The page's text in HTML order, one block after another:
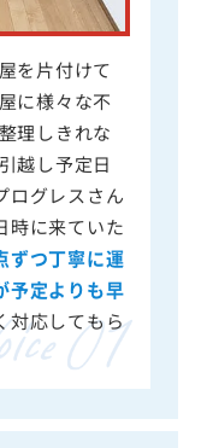
を片付けて
に様々な不
理しきれな
越し予定日
ログレスさん
時に来ていた
ずつ丁寧に運
予定よりも早
対応してもら